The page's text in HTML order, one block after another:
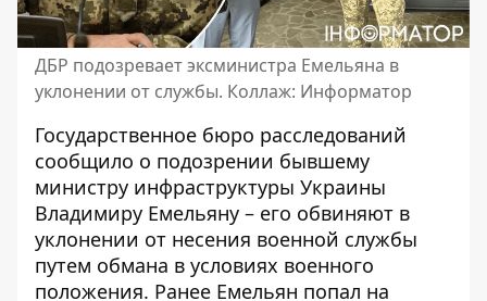
ДБР подозревает эксминистра Емельяна в
уклонении от службы. Коллаж: Информатор
Государственное бюро расследований
сообщило о подозрении бывшему
министру инфраструктуры Украины
Владимиру Емельяну – его обвиняют в
уклонении от несения военной службы
путем обмана в условиях военного
положения. Ранее Емельян попал на